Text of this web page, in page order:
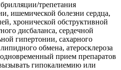
трепетания
ишемической болезни сердца,
хронической обструктивной
дисбаланса, сердечной
гипертонии, сахарного
обмена, атеросклероза
прием препаратов
гипокалиемию или